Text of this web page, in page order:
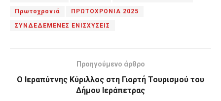
Πρωτοχρονιά ΠΡΩΤΟΧΡΟΝΙΑ 2025
ΣΥΝΔΕΔΕΜΕΝΕΣ ΕΝΙΣΧΥΣΕΙΣ
Προηγούμενο άρθρο
Ο Ιεραπύτνης Κύριλλος στη Γιορτή Τουρισμού του
Δήμου Ιεράπετρας